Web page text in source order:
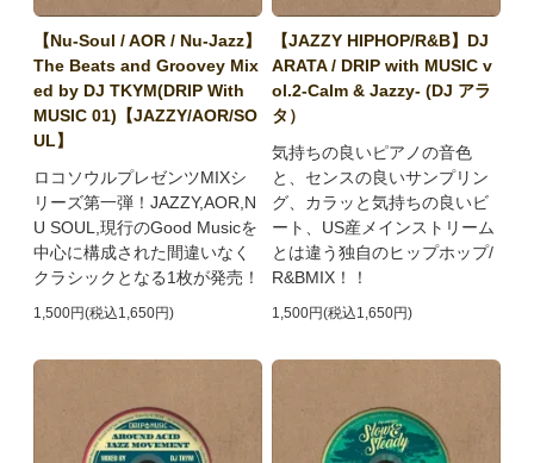
【Nu-Soul / AOR / Nu-Jazz】
The Beats and Groovey Mix
ed by DJ TKYM(DRIP With
MUSIC 01)【JAZZY/AOR/SO
UL】
ロコソウルプレゼンツMIXシ
リーズ第一弾！JAZZY,AOR,N
U SOUL,現行のGood Musicを
中心に構成された間違いなく
クラシックとなる1枚が発売！
1,500円(税込1,650円)
【JAZZY HIPHOP/R&B】DJ
ARATA / DRIP with MUSIC v
ol.2-Calm & Jazzy- (DJ アラ
タ）
気持ちの良いピアノの音色
と、センスの良いサンプリン
グ、カラッと気持ちの良いビ
ート、US産メインストリーム
とは違う独自のヒップホップ/
R&BMIX！！
1,500円(税込1,650円)